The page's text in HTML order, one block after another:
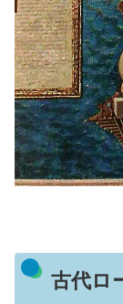
古代ロ